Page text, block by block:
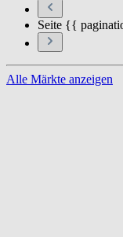
Seite {{
Alle Märkte anzeigen